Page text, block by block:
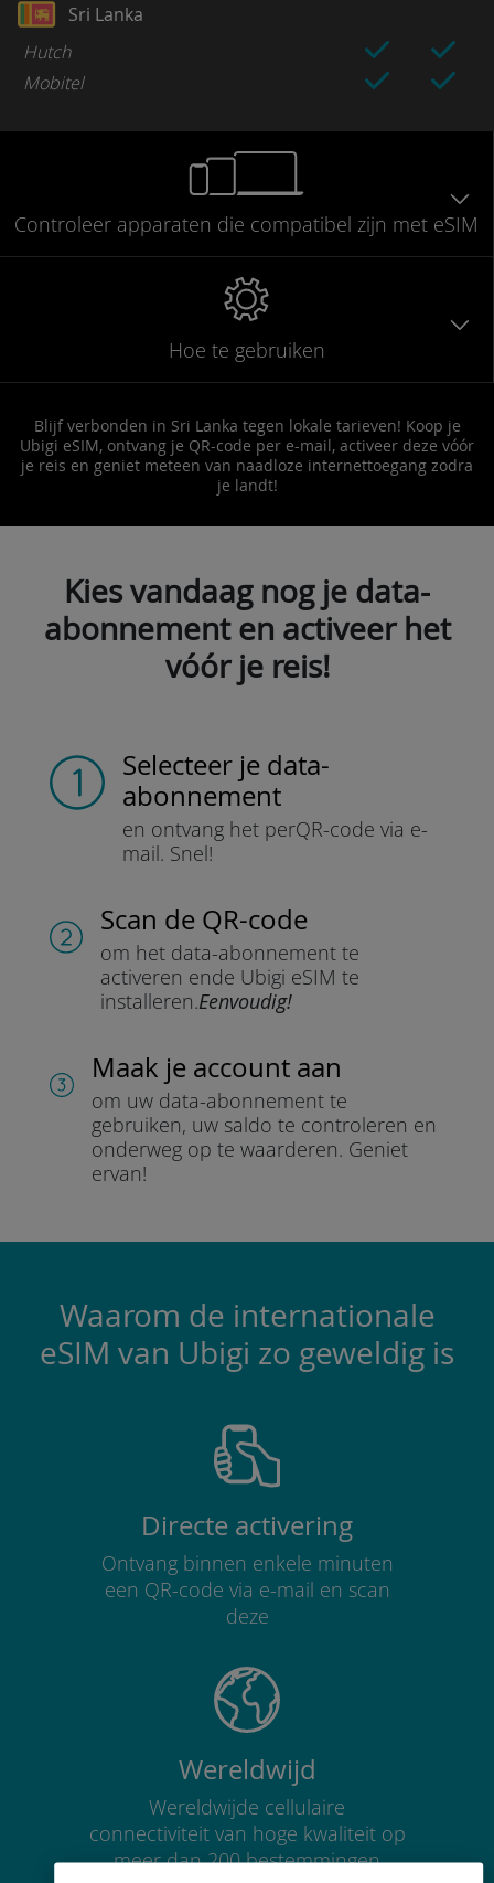
Sri Lanka
Hutch
Mobitel
Controleer apparaten die compatibel zijn met eSIM
Hoe te gebruiken
Blijf verbonden in Sri Lanka tegen lokale tarieven! Koop je
Ubigi eSIM, ontvang je QR-code per e-mail, activeer deze vóór
je reis en geniet meteen van naadloze internettoegang zodra
je landt!
Kies vandaag nog je data-
abonnement en activeer het
vóór je reis!
Selecteer je data-
abonnement
en ontvang het perQR-code via e-
mail. Snel!
Scan de QR-code
om het data-abonnement te
activeren ende Ubigi eSIM te
installeren.Eenvoudig!
Maak je account aan
om uw data-abonnement te
gebruiken, uw saldo te controleren en
onderweg op te waarderen. Geniet
ervan!
Waarom de internationale
eSIM van Ubigi zo geweldig is
Directe activering
Ontvang binnen enkele minuten
een QR-code via e-mail en scan
deze
Wereldwijd
Wereldwijde cellulaire
connectiviteit van hoge kwaliteit op
meer dan 200 bestemmingen